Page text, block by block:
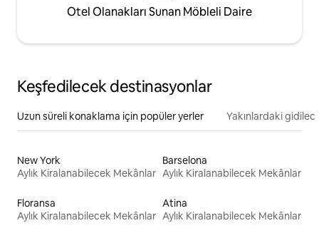
Otel Olanakları Sunan Möbleli Daire
Keşfedilecek destinasyonlar
Uzun süreli konaklama için popüler yerler Yakınlardaki
New York
Aylık Kiralanabilecek Mekânlar
Barselona
Aylık Kiralanabilecek Mekânlar
Floransa
Aylık Kiralanabilecek Mekânlar
Atina
Aylık Kiralanabilecek Mekânlar